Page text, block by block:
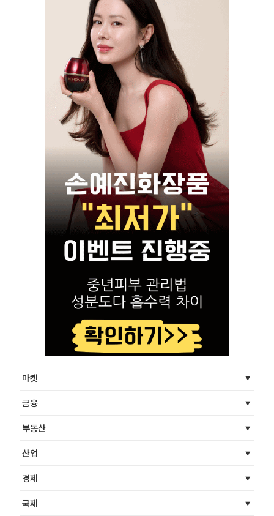
마켓
금융
부동산
산업
경제
국제